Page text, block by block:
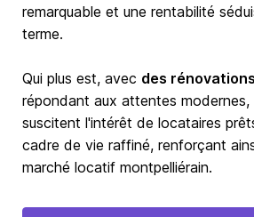
remarquable et une rentabilité
terme.
Qui plus est, avec des
répondant aux attentes modernes,
suscitent l'intérêt de locataires
cadre de vie raffiné, renforçant
marché locatif montpelliérain.